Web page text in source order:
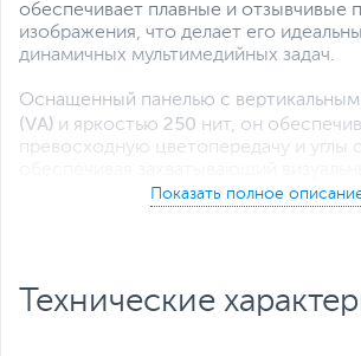
обеспечивает плавные и отзывчивые
изображения, что делает его
динамичных мультимедийных задач.
Оснащенный панелью с
(VA) и яркостью 250 нит, он
превосходную цветопередачу и углы
профессионального, так и для
впечатления от просмотра.
Технические